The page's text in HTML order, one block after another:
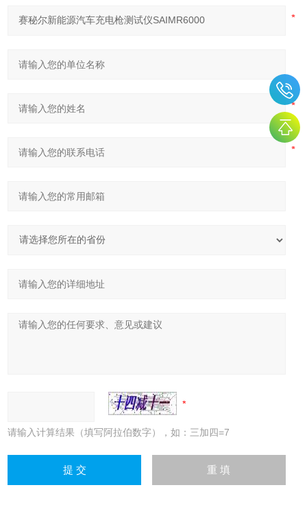
请输入计算结果（填写阿拉伯数字），如：三加四=7